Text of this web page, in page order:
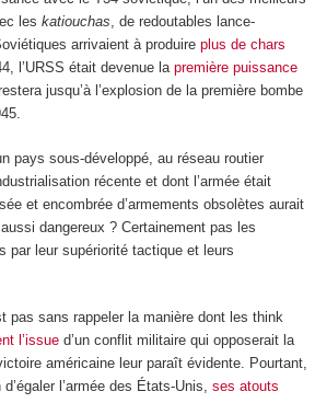
les katiouchas, de redoutables lance-
arrivaient à produire plus de chars
l’URSS était devenue la première puissance
jusqu’à l’explosion de la première bombe
pays sous-développé, au réseau routier
récente et dont l’armée était
et encombrée d’armements obsolètes aurait
dangereux ? Certainement pas les
par leur supériorité tactique et leurs
pas sans rappeler la manière dont les think
l’issued’un conflit militaire qui opposerait la
américaine leur paraît évidente. Pourtant,
l’armée des États-Unis, ses atouts